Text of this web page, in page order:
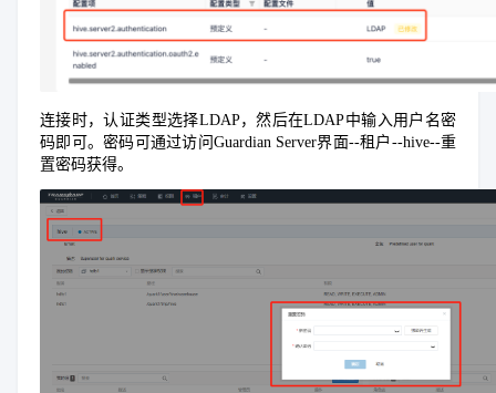
连接时，认证类型选择LDAP，然后在LDAP中输入用户名密
码即可。密码可通过访问Guardian Server界面--租户--hive--重
置密码获得。